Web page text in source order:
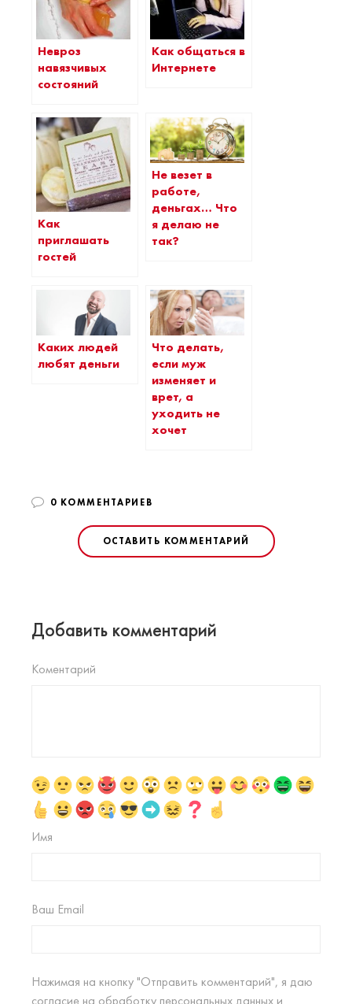
Невроз
навязчивых
состояний
Как общаться в
Интернете
Как
приглашать
гостей
Не везет в
работе,
деньгах… Что
я делаю не
так?
Каких людей
любят деньги
Что делать,
если муж
изменяет и
врет, а
уходить не
хочет
0 КОММЕНТАРИЕВ
ОСТАВИТЬ КОММЕНТАРИЙ
Добавить комментарий
Коментарий
Имя
Ваш Email
Нажимая на кнопку "Отправить комментарий", я даю
согласие на обработку персональных данных и